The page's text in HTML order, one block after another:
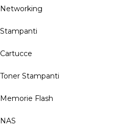
Networking
Stampanti
Cartucce
Toner Stampanti
Memorie Flash
NAS